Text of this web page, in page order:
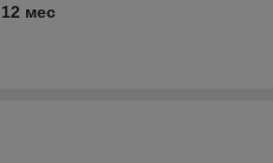
12 мес